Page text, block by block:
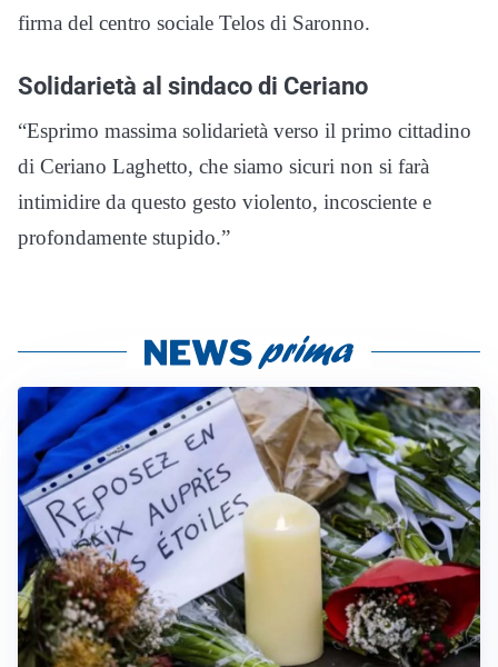
firma del centro sociale Telos di Saronno.
Solidarietà al sindaco di Ceriano
“Esprimo massima solidarietà verso il primo cittadino
di Ceriano Laghetto, che siamo sicuri non si farà
intimidire da questo gesto violento, incosciente e
profondamente stupido.”